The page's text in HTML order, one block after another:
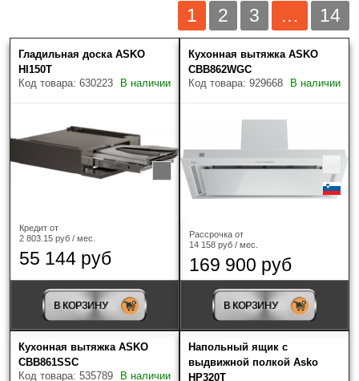
1 2 3 … 14
Производитель
Гладильная доска ASKO
HI150T
Код товара: 630223
В наличии
Кредит от
2 803.15 руб / мес.
55 144 руб
В КОРЗИНУ
Кухонная вытяжка ASKO
CBB862WGC
Код товара: 929668
В наличии
Рассрочка от
14 158 руб / мес.
169 900 руб
В КОРЗИНУ
Кухонная вытяжка ASKO
CBB861SSC
Код товара: 535789
В наличии
Напольный ящик с
выдвижной полкой Asko
HP320T